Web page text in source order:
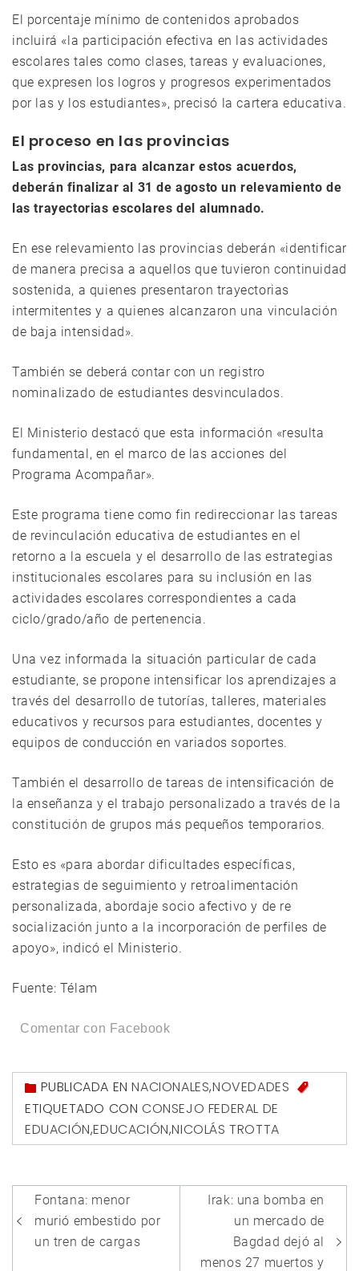
El porcentaje mínimo de contenidos aprobados
incluirá «la participación efectiva en las actividades
escolares tales como clases, tareas y evaluaciones,
que expresen los logros y progresos experimentados
por las y los estudiantes», precisó la cartera educativa.
El proceso en las provincias
Las provincias, para alcanzar estos acuerdos,
deberán finalizar al 31 de agosto un relevamiento de
las trayectorias escolares del alumnado.
En ese relevamiento las provincias deberán «identificar
de manera precisa a aquellos que tuvieron continuidad
sostenida, a quienes presentaron trayectorias
intermitentes y a quienes alcanzaron una vinculación
de baja intensidad».
También se deberá contar con un registro
nominalizado de estudiantes desvinculados.
El Ministerio destacó que esta información «resulta
fundamental, en el marco de las acciones del
Programa Acompañar».
Este programa tiene como fin redireccionar las tareas
de revinculación educativa de estudiantes en el
retorno a la escuela y el desarrollo de las estrategias
institucionales escolares para su inclusión en las
actividades escolares correspondientes a cada
ciclo/grado/año de pertenencia.
Una vez informada la situación particular de cada
estudiante, se propone intensificar los aprendizajes a
través del desarrollo de tutorías, talleres, materiales
educativos y recursos para estudiantes, docentes y
equipos de conducción en variados soportes.
También el desarrollo de tareas de intensificación de
la enseñanza y el trabajo personalizado a través de la
constitución de grupos más pequeños temporarios.
Esto es «para abordar dificultades específicas,
estrategias de seguimiento y retroalimentación
personalizada, abordaje socio afectivo y de re
socialización junto a la incorporación de perfiles de
apoyo», indicó el Ministerio.
Fuente: Télam
Comentar con Facebook
PUBLICADA ENNACIONALES,NOVEDADES
ETIQUETADO CON CONSEJO FEDERAL DE
EDUACIÓN,EDUCACIÓN,NICOLÁS TROTTA
Navegación
de
entradas
Fontana: menor
murió embestido por
un tren de cargas
Irak: una bomba en
un mercado de
Bagdad dejó al
menos 27 muertos y